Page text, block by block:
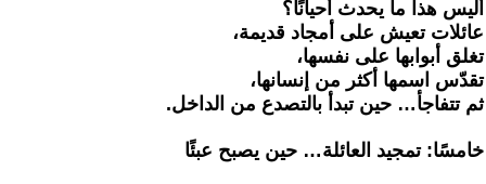
‏أليس هذا ما يحدث أحيانًا؟
‏عائلات تعيش على أمجاد قديمة،
‏تغلق أبوابها على نفسها،
‏تقدّس اسمها أكثر من إنسانها،
‏ثم تتفاجأ… حين تبدأ بالتصدع من الداخل.
‏خامسًا: تمجيد العائلة… حين يصبح عبئًا